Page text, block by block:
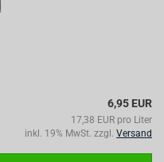
6,95 EUR
17,38 EUR pro Liter
inkl. 19% MwSt. zzgl. Versand